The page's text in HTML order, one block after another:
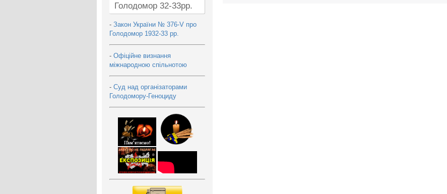
Голодомор 32-33рр.
- Закон України № 376-V про
Голодомор 1932-33 рр.
- Офіційне визнання
міжнародною спільнотою
- Суд над організаторами
Голодомору-Геноциду